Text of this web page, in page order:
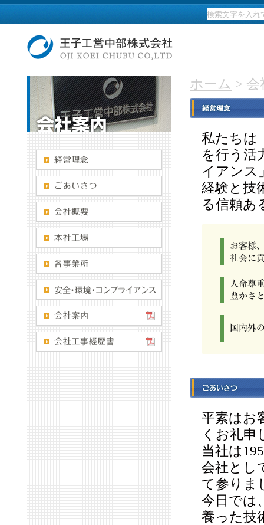
ホーム > 会
私たちは
を行う活
イアンス
経験と技
る信頼あ
平素はお
くお礼申
当社は
会社とし
て参りま
今日では
養った技